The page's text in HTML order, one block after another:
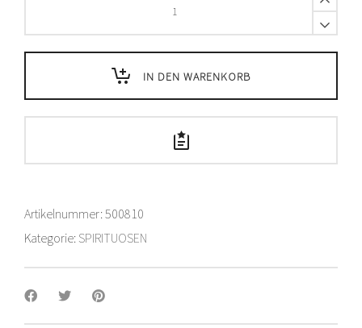
Emile
Alk.
-
70
IN DEN WARENKORB
Artikelnummer:500810
Kategorie: SPIRITUOSEN